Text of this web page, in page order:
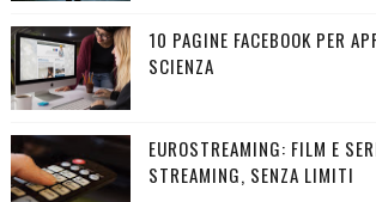
10 PAGINE FACEBOOK PER
SCIENZA
EUROSTREAMING: FILM E
STREAMING, SENZA LIMITI